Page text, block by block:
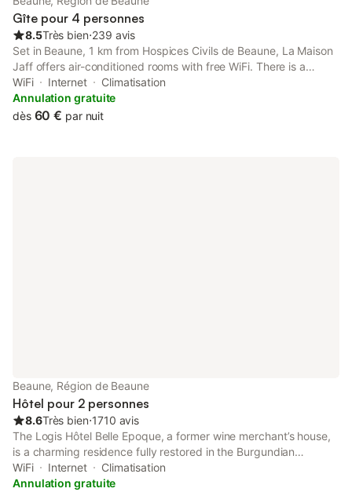
Gîte pour 4 personnes
8.5Très bien⋅239 avis
Set in Beaune, 1 km from Hospices Civils de Beaune, La Maison
Jaff offers air-conditioned rooms with free WiFi. There is a
private entrance at the apartment for the convenience of those
who stay.
WiFi Internet
Climatisation
Annulation gratuite
dès 60 € par nuit
Beaune, Région de Beaune
Hôtel pour 2 personnes
8.6Très bien⋅1710 avis
The Logis Hôtel Belle Epoque, a former wine merchant’s house,
is a charming residence fully restored in the Burgundian
traditional style. It is just 3 minutes from the city centre of
Beaune.
WiFi Internet
Climatisation
Annulation gratuite